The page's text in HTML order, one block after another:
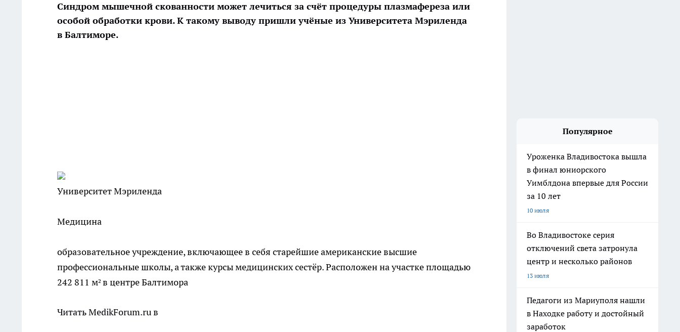
Синдром мышечной скованности может лечиться за счёт процедуры плазмафереза или
особой обработки крови. К такому выводу пришли учёные из Университета Мэриленда
в Балтиморе.
Университет Мэриленда
Медицина
образовательное учреждение, включающее в себя старейшие американские высшие
профессиональные школы, а также курсы медицинских сестёр. Расположен на участке площадью
242 811 м² в центре Балтимора
Читать MedikForum.ru в
Популярное
Уроженка Владивостока вышла
в финал юниорского
Уимблдона впервые для России
за 10 лет
10 июля
Во Владивостоке серия
отключений света затронула
центр и несколько районов
13 июля
Педагоги из Мариуполя нашли
в Находке работу и достойный
заработок